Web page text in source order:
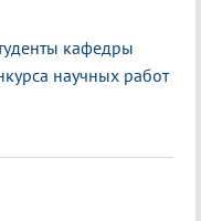
кафедры
научных работ